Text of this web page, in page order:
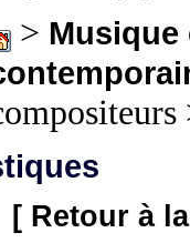
> Musique
[ Retour à